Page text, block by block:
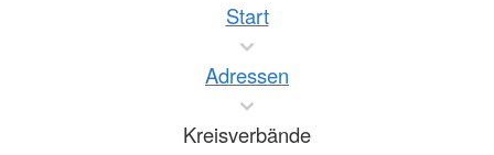
Start
Adressen
Kreisverbände